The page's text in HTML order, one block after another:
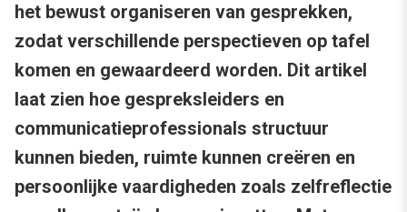
het bewust organiseren van gesprekken,
zodat verschillende perspectieven op tafel
komen en gewaardeerd worden. Dit artikel
laat zien hoe gespreksleiders en
communicatieprofessionals structuur
kunnen bieden, ruimte kunnen creëren en
persoonlijke vaardigheden zoals zelfreflectie